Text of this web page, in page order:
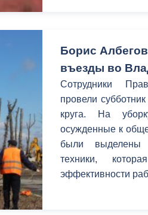
Борис
въезды во
Сотрудники
провели
круга. На
осужденные к
были выделены
техники,
эффективности